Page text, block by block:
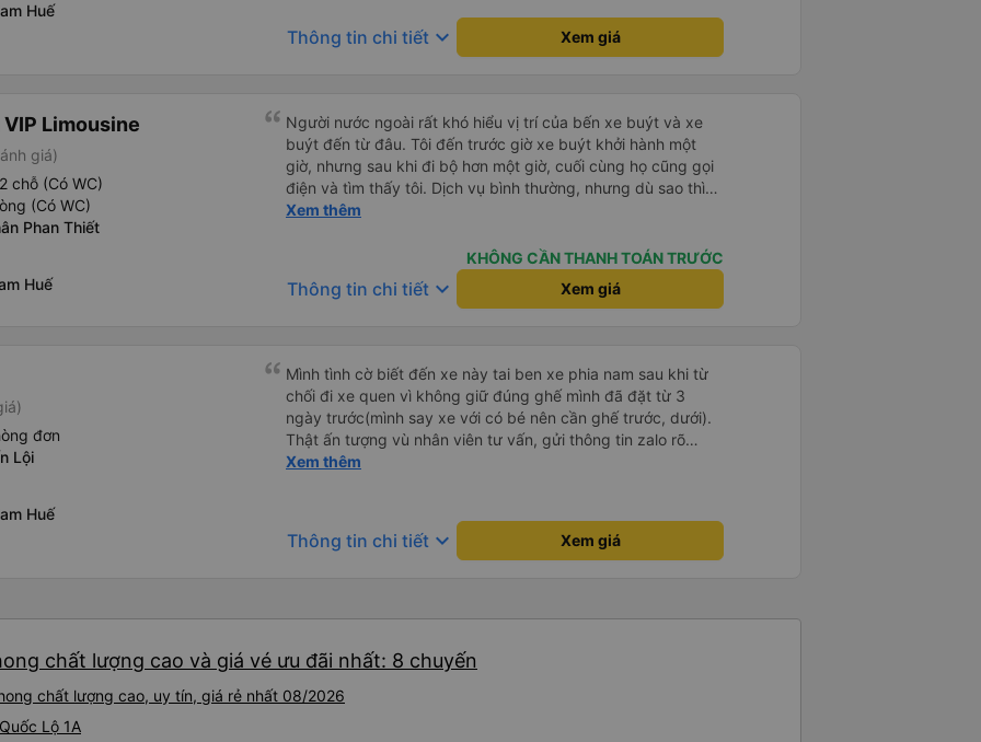
Huế
bị phản ánh thì đừng trừ lương bạn ấy nha. Nếu bạn ấy bị trừ
thì bảo bạn ấy liên hệ sđt của mình, mình hỗ trợ ạ. Số mình
(một mình) yêu luôn. Nhưng phòng đôi mà nằm một thì mỗi
lần xe rẽ 1 cái là ✈️ Ít đi xe khách nhưng đủ để đánh giá
10/10.
Thông tin chi tiết keyboard_arrow_down Xem giá
Limousine
giá)
chỗ (Có WC)
(Có WC)
Phan Thiết
Huế
Người nước ngoài rất khó hiểu vị trí của bến xe buýt và xe
buýt đến từ đâu. Tôi đến trước giờ xe buýt khởi hành một
giờ, nhưng sau khi đi bộ hơn một giờ, cuối cùng họ cũng gọi
điện và tìm thấy tôi. Dịch vụ bình thường, nhưng dù sao thì
tôi ngủ ngon hơn ở khách sạn vì tôi rất thoải mái. Sẽ tuyệt
cho điểm tối đa. Cảm ơn bạn rất nhiều.
Xem thêm
KHÔNG CẦN THANH TOÁN TRƯỚC
Thông tin chi tiết keyboard_arrow_down Xem giá
đơn
Lội
Huế
Mình tình cờ biết đến xe này tai ben xe phia nam sau khi từ
chối đi xe quen vì không giữ đúng ghế mình đã đặt từ 3
ngày trước(mình say xe với có bé nên cần ghế trước, dưới).
Thật ấn tượng vù nhân viên tư vấn, gửi thông tin zalo rõ
ràng, chuyên nghiệp. Đi đúng giờ, xe mới toanh, sạch sẽ
chân, ổ sạc pin, ... thích view ngắm cảnh cực chill, các anh
tài và lơ cũng cực dễ thương, tâm lý. 10 điểm không nhưng.
xe này
Xem thêm
Thông tin chi tiết keyboard_arrow_down Xem giá
chất lượng cao và giá vé ưu đãi nhất: 8 chuyến
chất lượng cao, uy tín, giá rẻ nhất 08/2026
Lộ 1A